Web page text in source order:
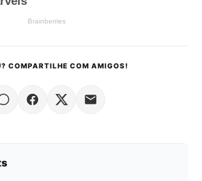
COMPARTILHE COM AMIGOS!